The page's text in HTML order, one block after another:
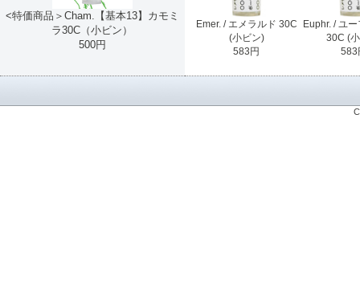
<特価商品＞Cham.【基本13】カモミ
ラ30C（小ビン）
500円
Emer. / エメラルド 30C
(小ビン)
583円
Euphr. / ユ
30C (
583